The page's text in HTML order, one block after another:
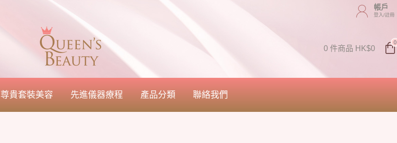
帳戶
登入/註冊
0 件商品 HK$0
0
尊貴套裝美容 先進儀器療程 產品分類 聯絡我們